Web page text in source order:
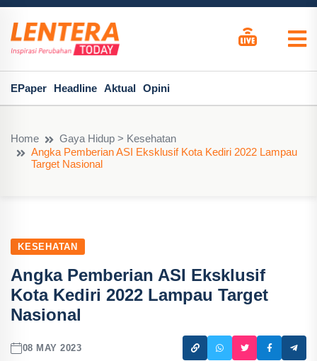
EPaper Headline Aktual Opini
Home
Gaya Hidup > Kesehatan
Angka Pemberian ASI Eksklusif Kota Kediri 2022 Lampau
Target Nasional
KESEHATAN
Angka Pemberian ASI Eksklusif
Kota Kediri 2022 Lampau Target
Nasional
08 MAY 2023